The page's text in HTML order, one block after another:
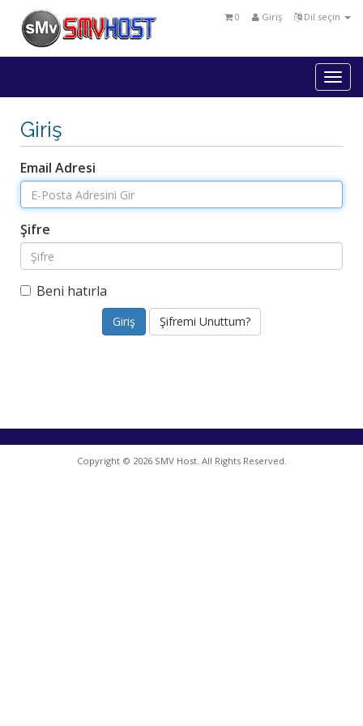
Dil seçin
Giriş
0
Giriş
Email Adresi
Şifre
Beni hatırla
Şifremi Unuttum?
Copyright © 2026 SMV Host. All Rights Reserved.